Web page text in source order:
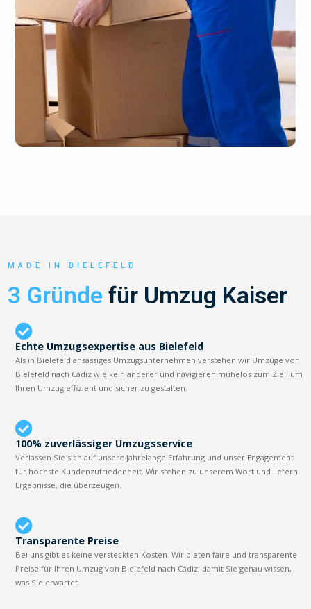
MADE IN BIELEFELD
3 Gründe für Umzug Kaiser
Echte Umzugsexpertise aus Bielefeld
Als in Bielefeld ansässiges Umzugsunternehmen verstehen wir Umzüge von
Bielefeld nach Cádiz wie kein anderer und navigieren mühelos zum Ziel, um
Ihren Umzug effizient und sicher zu gestalten.
100% zuverlässiger Umzugsservice
Verlassen Sie sich auf unsere jahrelange Erfahrung und unser Engagement
für höchste Kundenzufriedenheit. Wir stehen zu unserem Wort und liefern
Ergebnisse, die überzeugen.
Transparente Preise
Bei uns gibt es keine versteckten Kosten. Wir bieten faire und transparente
Preise für Ihren Umzug von Bielefeld nach Cádiz, damit Sie genau wissen,
was Sie erwartet.